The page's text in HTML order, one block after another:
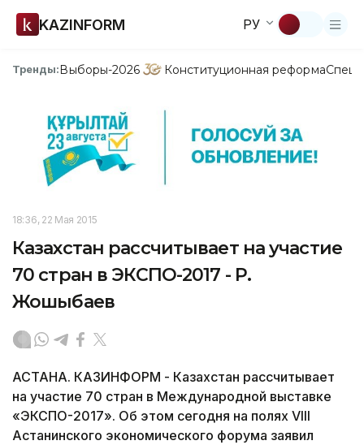
KAZINFORM РУ
Тренды:Выборы-2026 Конституционная реформа
18:36, 22 Мая 2015
Казахстан рассчитывает на участие
70 стран в ЭКСПО-2017 - Р.
Жошыбаев
АСТАНА. КАЗИНФОРМ - Казахстан рассчитывает
на участие 70 стран в Международной выставке
«ЭКСПО-2017». Об этом сегодня на полях VIII
Астанинского экономического форума заявил